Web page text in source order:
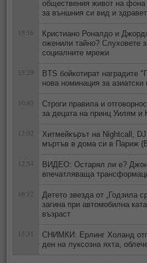
обществения живот на фона
за външния си вид и
15:16
Кристиано Роналдо и
оженили тайно? Слуховете
социалните мрежи
15:29
BTS бойкотират наградите
нова номинация за азиатски
10:43
Строги правила и
за децата на принц Уилям и
13:02
Хитмейкърът на Nightcall,
мъртъв в дома си в Париж
12:54
ВИДЕО: Остарял ли е?
впечатляваща
16:12
Детето звезда от „Годзила
загина при автомобилна
възраст
15:31
СНИМКИ: Ерлинг Холанд
ден на луксозна яхта,